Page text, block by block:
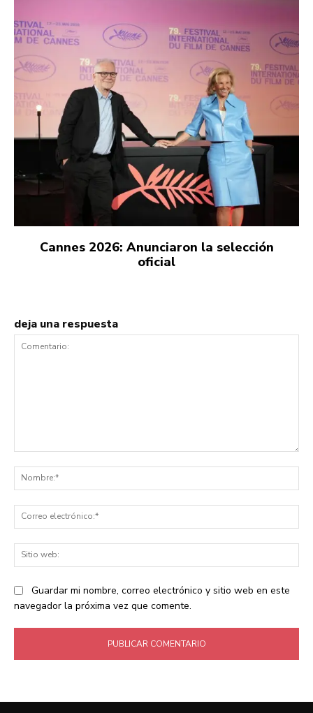
Cannes 2026: Anunciaron la selección
oficial
deja una respuesta
Guardar mi nombre, correo electrónico y sitio web en este
navegador la próxima vez que comente.